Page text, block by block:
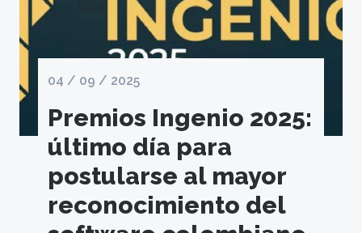
04 / 09 / 2025
Premios Ingenio 2025:
último día para
postularse al mayor
reconocimiento del